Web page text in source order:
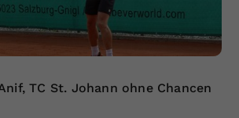
TC St. Johann ohne Chancen